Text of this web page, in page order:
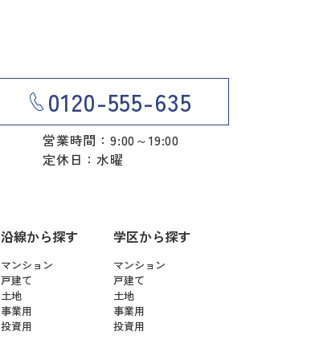
0120-555-635
営業時間：9:00～19:00
定休日：水曜
沿線から探す
マンション
戸建て
土地
事業用
投資用
学区から探す
マンション
戸建て
土地
事業用
投資用